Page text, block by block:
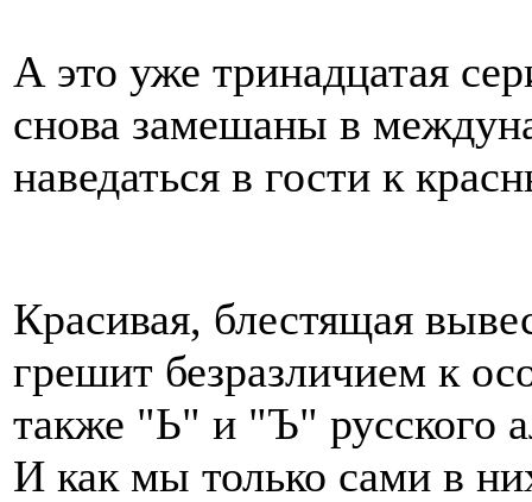
А это уже тринадцатая
снова замешаны в
наведаться в гости к
Красивая, блестящая
грешит безразличием к
также "Ь" и "Ъ" русского
И как мы только сами в